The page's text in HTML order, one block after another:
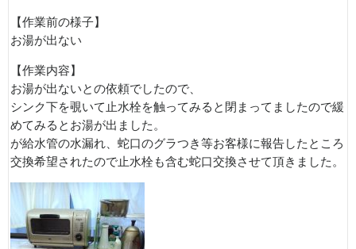
【作業前の様子】
お湯が出ない
【作業内容】
お湯が出ないとの依頼でしたので、
シンク下を覗いて止水栓を触ってみると閉まってましたので緩
めてみるとお湯が出ました。
が給水管の水漏れ、蛇口のグラつき等お客様に報告したところ
交換希望されたので止水栓も含む蛇口交換させて頂きました。